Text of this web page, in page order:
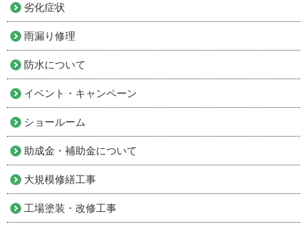
劣化症状
雨漏り修理
防水について
イベント・キャンペーン
ショールーム
助成金・補助金について
大規模修繕工事
工場塗装・改修工事